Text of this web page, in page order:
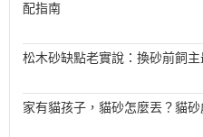
配指南
松木砂缺點老實說：換砂前飼
家有貓孩子，貓砂怎麼丟？貓